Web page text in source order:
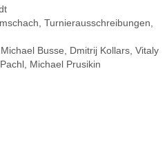
Turnierausschreibungen,
Busse, Dmitrij Kollars, Vitaly
Michael Prusikin